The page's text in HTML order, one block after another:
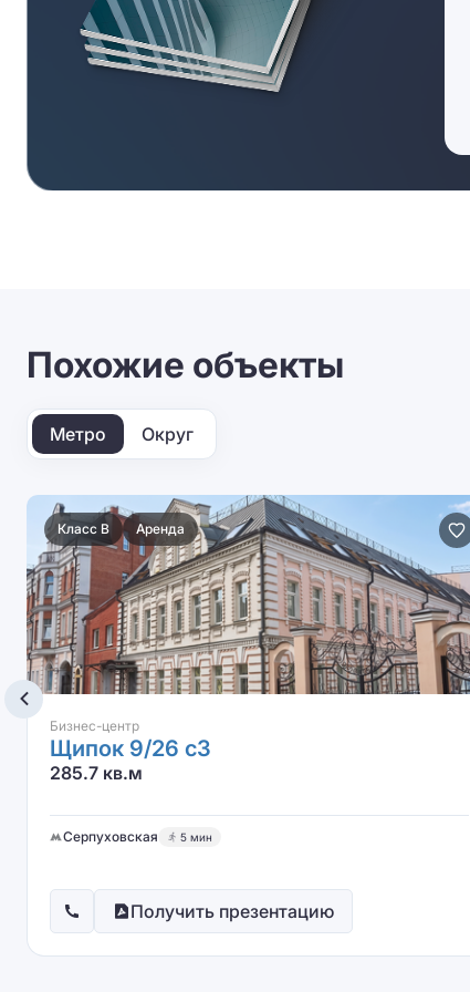
Похожие объекты
Метро Округ
Класс B Аренда
Бизнес-центр
Щипок 9/26 с3
285.7 кв.м
Серпуховская 5 мин
Получить презентацию